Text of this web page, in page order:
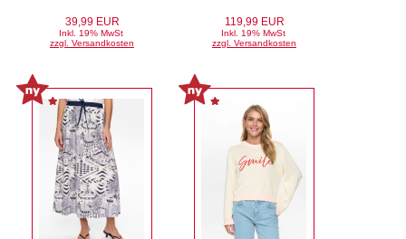
39,99 EUR
Inkl. 19% MwSt
zzgl. Versandkosten
119,99 EUR
Inkl. 19% MwSt
zzgl. Versandkosten